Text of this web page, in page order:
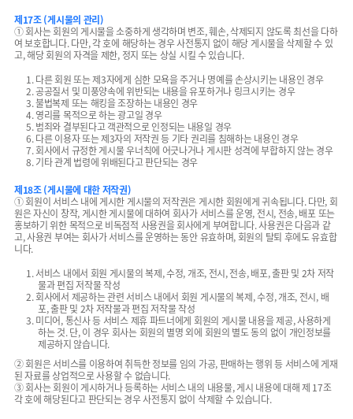
제17조 (게시물의 관리)
① 회사는 회원의 게시물을 소중하게 생각하며 변조, 훼손, 삭제되지 않도록 최선을 다하
여 보호합니다. 다만, 각 호에 해당하는 경우 사전통지 없이 해당 게시물을 삭제할 수 있
고, 해당 회원의 자격을 제한, 정지 또는 상실 시킬 수 있습니다.
1. 다른 회원 또는 제3자에게 심한 모욕을 주거나 명예를 손상시키는 내용인 경우
2. 공공질서 및 미풍양속에 위반되는 내용을 유포하거나 링크시키는 경우
3. 불법복제 또는 해킹을 조장하는 내용인 경우
4. 영리를 목적으로 하는 광고일 경우
5. 범죄와 결부된다고 객관적으로 인정되는 내용일 경우
6. 다른 이용자 또는 제3자의 저작권 등 기타 권리를 침해하는 내용인 경우
7. 회사에서 규정한 게시물 우너칙에 어긋나거나 게시판 성격에 부합하지 않는 경우
8. 기타 관계 법령에 위배된다고 판단되는 경우
제18조 (게시물에 대한 저작권)
① 회원이 서비스 내에 게시한 게시물의 저작권은 게시한 회원에게 귀속됩니다. 다만, 회
원은 자신이 창작, 게시한 게시물에 대하여 회사가 서비스를 운영, 전시, 전송, 배포 또는
홍보하기 위한 목적으로 비독점적 사용권을 회사에게 부여합니다. 사용권은 다음과 같
고, 사용권 부여는 회사가 서비스를 운영하는 동안 유효하며, 회원의 탈퇴 후에도 유효합
니다.
1. 서비스 내에서 회원 게시물의 복제, 수정, 개조, 전시, 전송, 배포, 출판 및 2차 저작
물과 편집 저작물 작성
2. 회사에서 제공하는 관련 서비스 내에서 회원 게시물의 복제, 수정, 개조, 전시, 배
포, 출판 및 2차 저작물과 편집 저작물 작성
3. 미디어, 통신사 등 서비스 제휴 파트너에게 회원의 게시물 내용을 제공, 사용하게
하는 것. 단, 이 경우 회사는 회원의 별명 외에 회원의 별도 동의 없이 개인정보를
제공하지 않습니다.
② 회원은 서비스를 이용하여 취득한 정보를 임의 가공, 판매하는 행위 등 서비스에 게재
된 자료를 상업적으로 사용할 수 없습니다.
③ 회사는 회원이 게시하거나 등록하는 서비스 내의 내용물, 게시 내용에 대해 제 17조
각 호에 해당된다고 판단되는 경우 사전통지 없이 삭제할 수 있습니다.